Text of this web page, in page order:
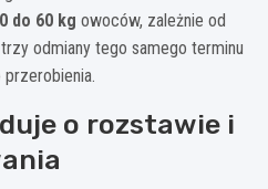
do 60 kg owoców, zależnie od
odmiany tego samego terminu
o rozstawie i